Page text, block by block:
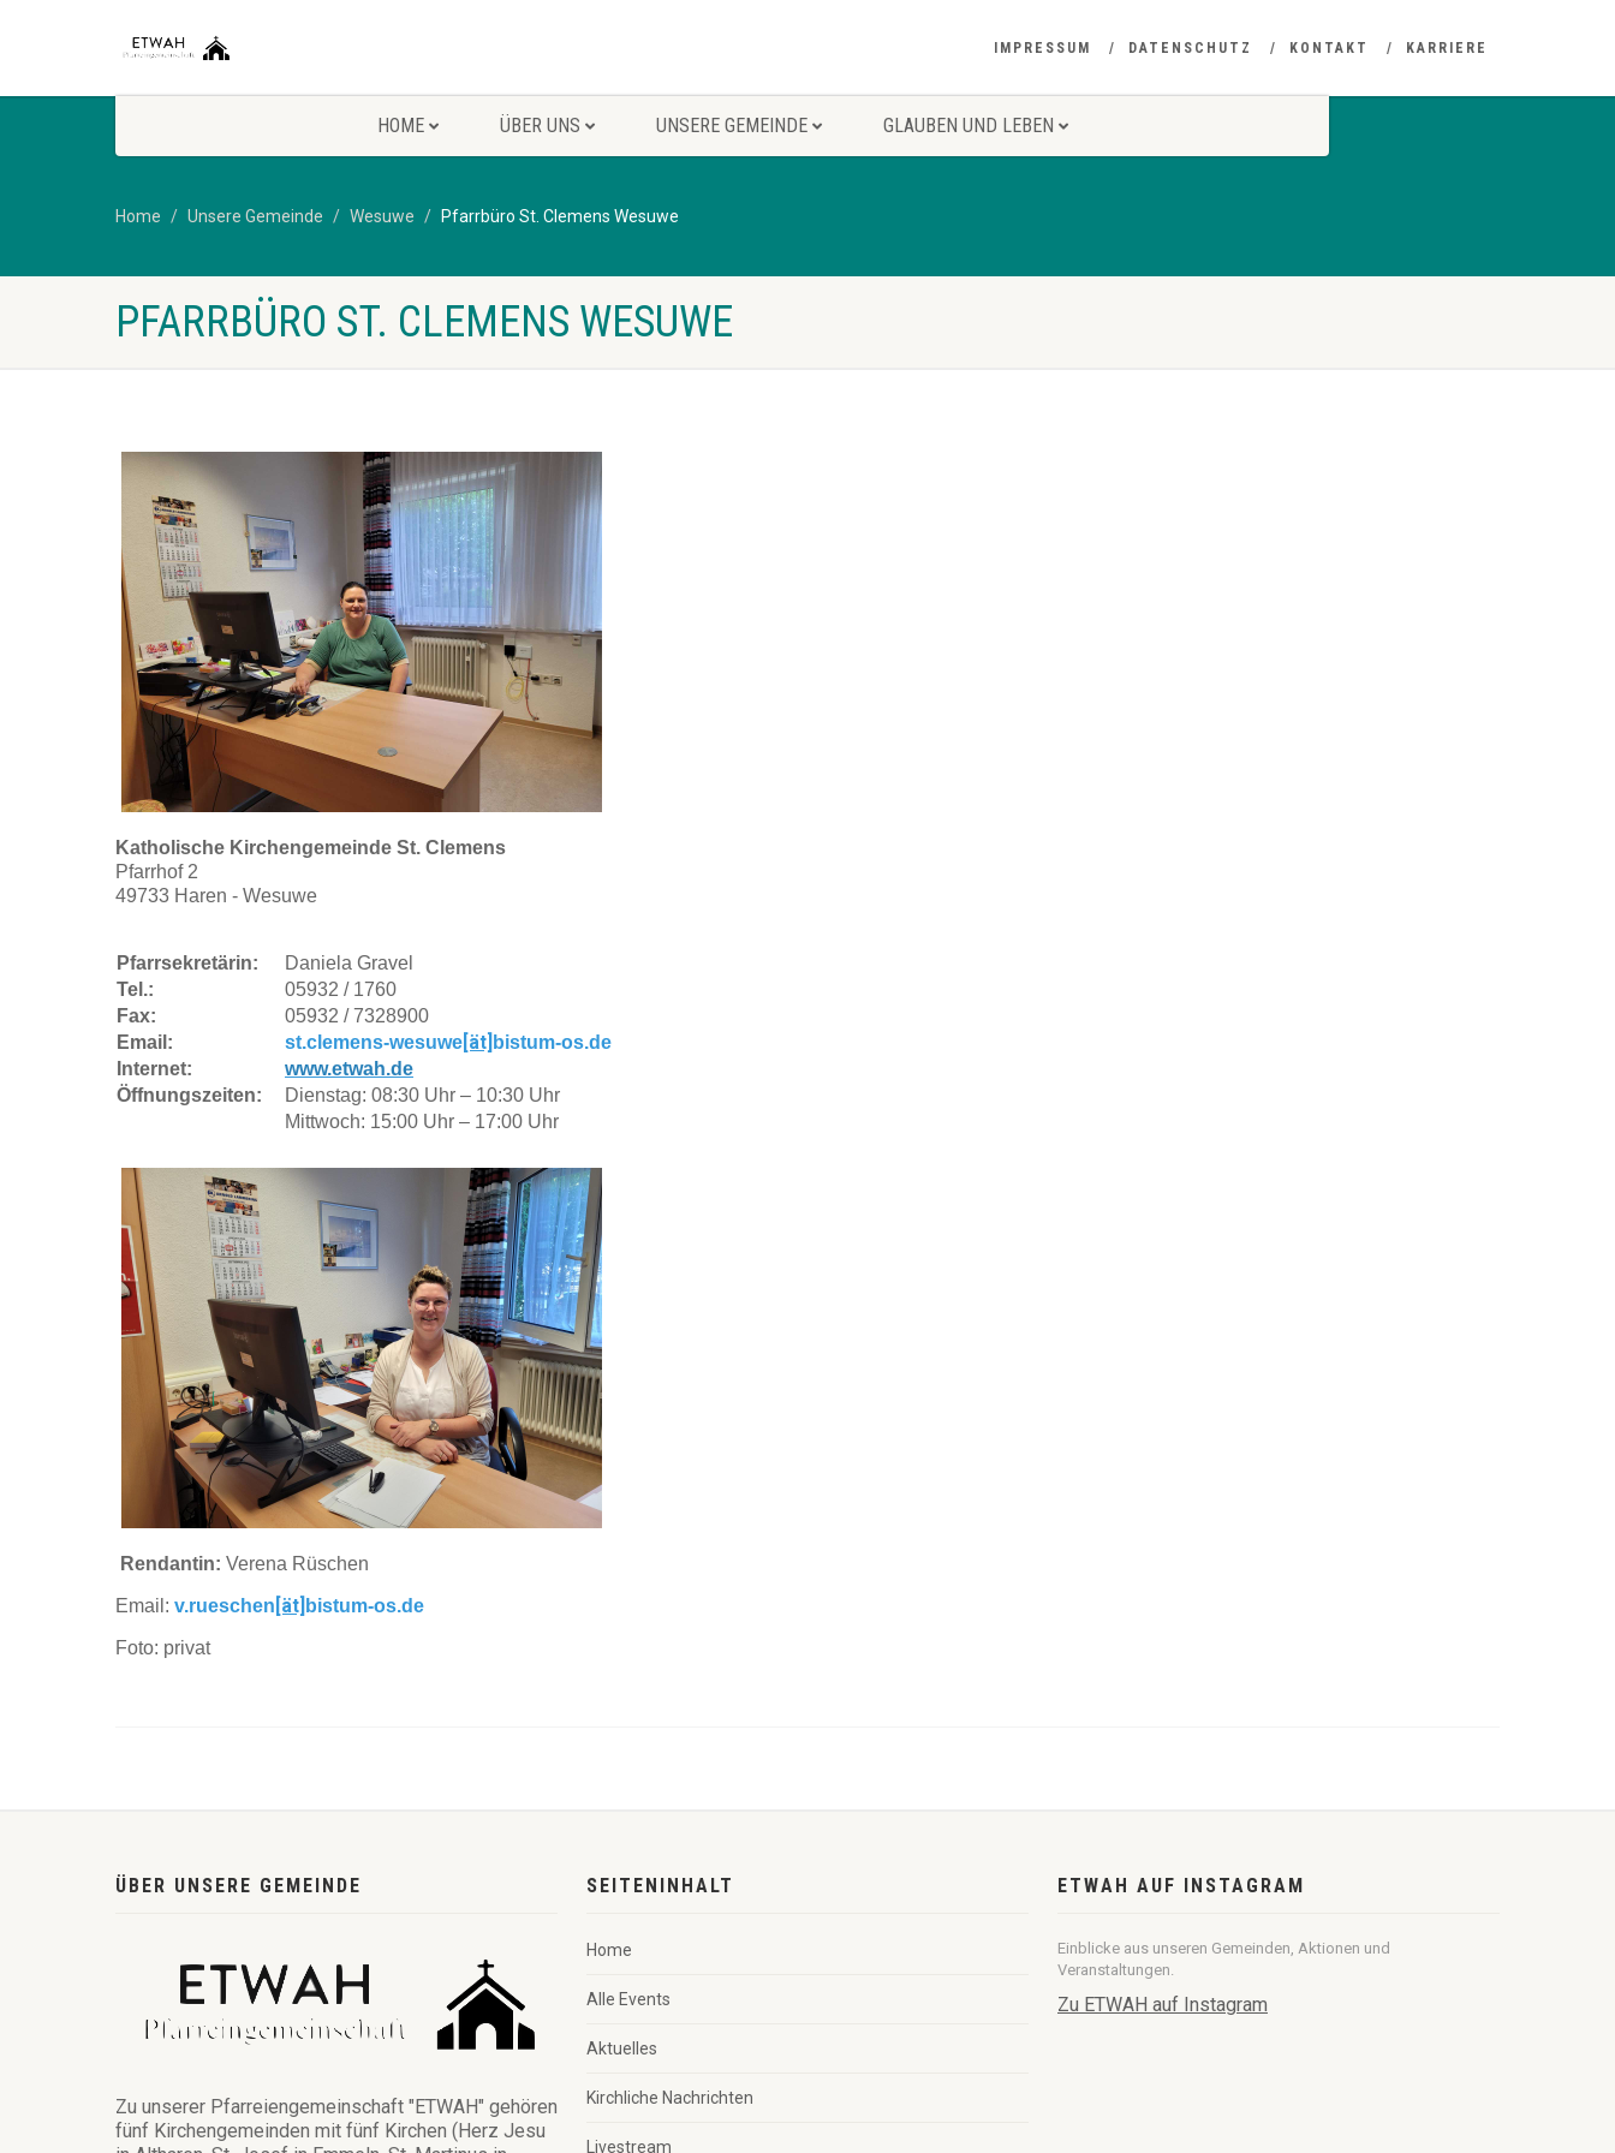
IMPRESSUM DATENSCHUTZ KONTAKT KARRIERE
HOME ÜBER UNS UNSERE GEMEINDE GLAUBEN UND LEBEN
Home Unsere Gemeinde Wesuwe Pfarrbüro St. Clemens Wesuwe
PFARRBÜRO ST. CLEMENS WESUWE
Katholische Kirchengemeinde St. Clemens
Pfarrhof 2
49733 Haren - Wesuwe
Pfarrsekretärin:
Daniela Gravel
Tel.:
05932 / 1760
Fax:
05932 / 7328900
Email:
st.clemens-wesuwe[ät] bistum-os.de
Internet:
www.etwah.de
Öffnungszeiten:
Dienstag: 08:30 Uhr – 10:30 Uhr
Mittwoch: 15:00 Uhr – 17:00 Uhr
Rendantin: Verena Rüschen
Email: v.rueschen [ät] bistum-os.de
Foto: privat
ÜBER UNSERE GEMEINDE
Zu unserer Pfarreiengemeinschaft "ETWAH" gehören
fünf Kirchengemeinden mit fünf Kirchen (Herz Jesu
SEITENINHALT
Home
Alle Events
Aktuelles
Kirchliche Nachrichten
Livestream
ETWAH AUF INSTAGRAM
Einblicke aus unseren Gemeinden, Aktionen und
Veranstaltungen.
Zu ETWAH auf Instagram